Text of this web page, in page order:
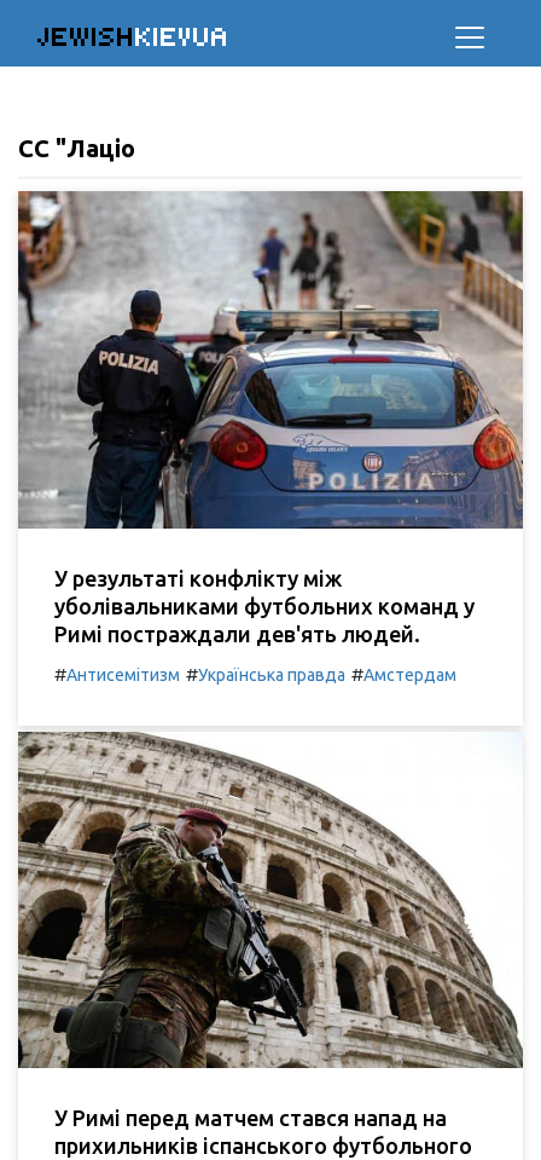
JEWISHKIEVUA
СС "Лаціо
У результаті конфлікту між
уболівальниками футбольних команд у
Римі постраждали дев'ять людей.
#Антисемітизм #Українська правда #Амстердам
У Римі перед матчем стався напад на
прихильників іспанського футбольного